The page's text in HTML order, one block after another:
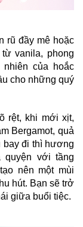
rũ đầy mê hoặc
vanila, phong
của hoắc
cho những quý
rệt, khi mới xịt,
Bergamot, quả
bay đi thì hương
quyện với tầng
nên một mùi
hút. Bạn sẽ trở
giữa buổi tiệc.